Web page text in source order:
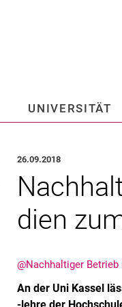
UNIVERSITÄT
26.09.2018
di­en
@Nachhaltiger Betrieb
An der Uni Kassel